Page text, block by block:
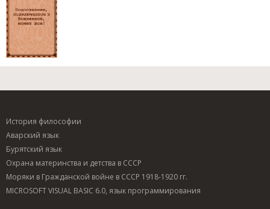
История философии
Аварский язык
Бурятский язык
Охрана материнства и детства в СССР
Моряки в Гражданской войне в СССР 1918-1920 гг.
MICROSOFT VISUAL BASIC 6.0, язык программирования